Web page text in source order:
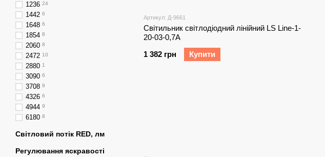
Артикул: Д-9661
Світильник світлодіодний лінійний LS Line-1-
20-03-0,7A
1 382 грн
Купити
1236 24
1442 6
1648 6
1854 8
2060 8
2472 10
2880 1
3090 6
3708 9
4326 6
4944 9
6180 8
Світловий потік RED, лм
Регулювання яскравості